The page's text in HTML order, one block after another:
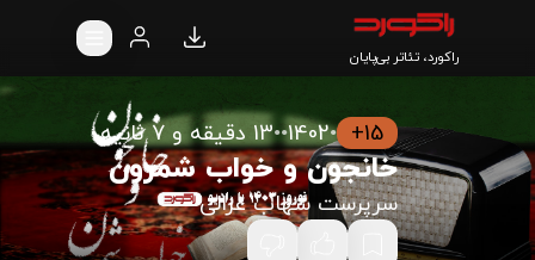
راکورد، تئاتر بی‌پایان
15+
•
1402
•
•13 دقیقه و 7 ثانیه
خانجون و خواب شمرون
سرپرست شهاب غزالی